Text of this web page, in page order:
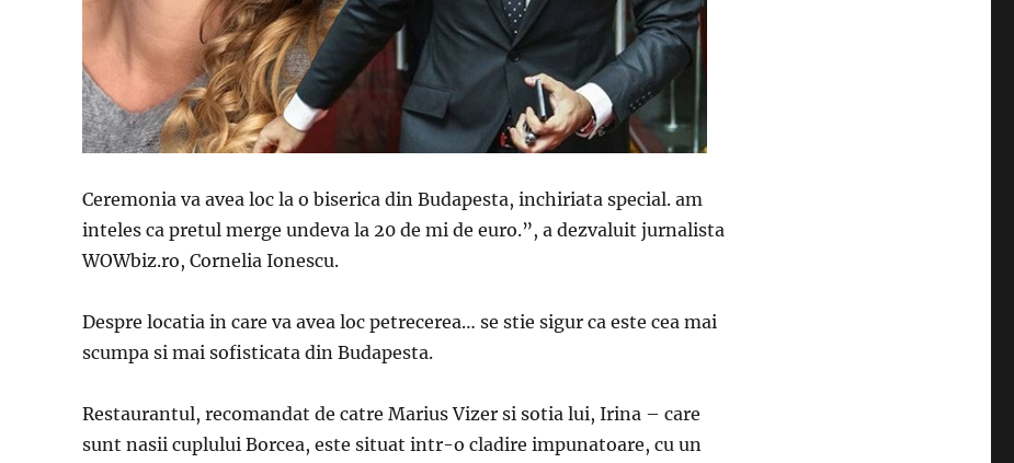
Ceremonia va avea loc la o biserica din Budapesta, inchiriata special. am
inteles ca pretul merge undeva la 20 de mi de euro.”, a dezvaluit jurnalista
WOWbiz.ro, Cornelia Ionescu.
Despre locatia in care va avea loc petrecerea… se stie sigur ca este cea mai
scumpa si mai sofisticata din Budapesta.
Restaurantul, recomandat de catre Marius Vizer si sotia lui, Irina – care
sunt nasii cuplului Borcea, este situat intr-o cladire impunatoare, cu un